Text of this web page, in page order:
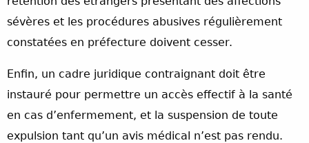
sévères et les procédures abusives régulièrement
constatées en préfecture doivent cesser.
Enfin, un cadre juridique contraignant doit être
instauré pour permettre un accès effectif à la santé
en cas d’enfermement, et la suspension de toute
expulsion tant qu’un avis médical n’est pas rendu.